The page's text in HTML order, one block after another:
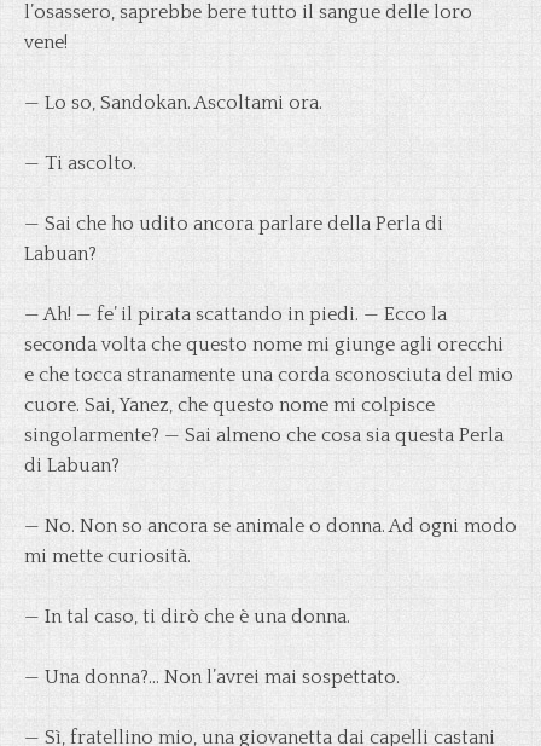
l’osassero, saprebbe bere tutto il sangue delle loro
vene!
— Lo so, Sandokan. Ascoltami ora.
— Ti ascolto.
— Sai che ho udito ancora parlare della Perla di
Labuan?
— Ah! — fe’ il pirata scattando in piedi. — Ecco la
seconda volta che questo nome mi giunge agli orecchi
e che tocca stranamente una corda sconosciuta del mio
cuore. Sai, Yanez, che questo nome mi colpisce
singolarmente? — Sai almeno che cosa sia questa Perla
di Labuan?
— No. Non so ancora se animale o donna. Ad ogni modo
mi mette curiosità.
— In tal caso, ti dirò che è una donna.
— Una donna?… Non l’avrei mai sospettato.
— Sì, fratellino mio, una giovanetta dai capelli castani